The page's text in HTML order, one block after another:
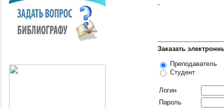
-
Заказать
Преподаватель
Студент
Логин
Пароль